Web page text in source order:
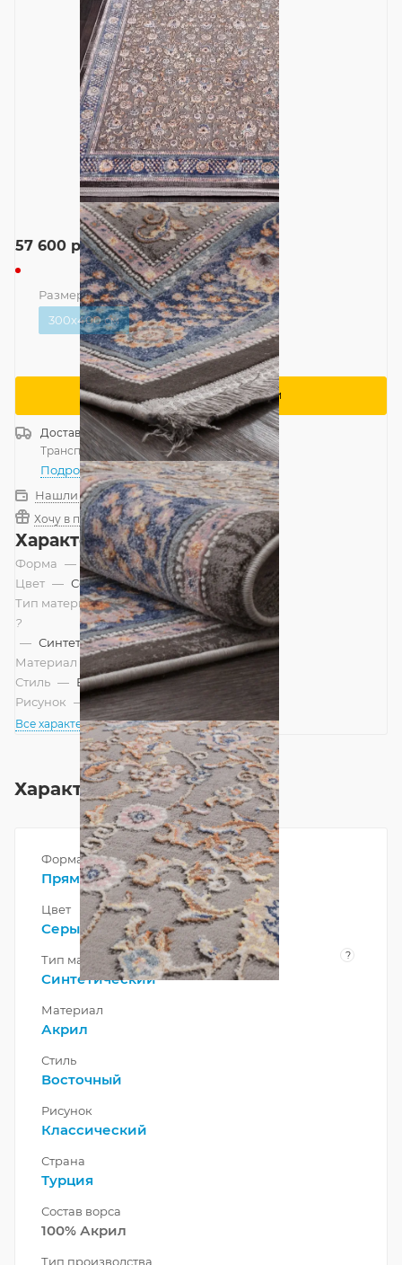
57 600 руб.
Размер — 300x400 см
300x400 см
Сообщить о поступлении
ДоставкаРоссия
Транспортной компанией—бесплатно
Подробнее
Нашли дешевле?
Хочу в подарок
Характеристики
Форма — Прямоугольник
Цвет — Серый
Тип материала
?
— Синтетический
Материал
Акрил
Стиль — Восточный
Рисунок — Классический
Все характеристики
Характеристики
Форма
Прямоугольник
Цвет
Серый
Тип материала ?
Синтетический
Материал
Акрил
Стиль
Восточный
Рисунок
Классический
Страна
Турция
Состав ворса
100% Акрил
Тип производства